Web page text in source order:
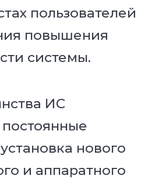
пользователей
повышения
системы.
ИС
нового
и аппаратного